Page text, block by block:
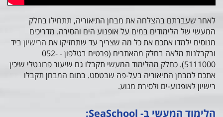
לאחר שעברתם בהצלחה את מבחן התיאוריה, תתחילו בחלק
המעשי של הלימודים במים על אופנוע הים והסירה. מדריכים
מנוסים ילמדו אתכם את כל מה שצריך עד שתחזיקו את הרישיון ביד
ובקבלנות מלאה בחלק מהאתרים (פרטים בטלפון - 052-
5111000). כחלק מהלימוד המעשי תקבלו גם שיעור פרונטלי שיכין
אתכם למבחן התיאוריה בעל-פה שבטסט. בתום המבחן תקבלו
רישיון לאופנוע-ים ולסירת מנוע.
הלימוד המעשי ב- SeaSchool: